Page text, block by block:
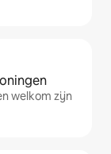
welkom zijn